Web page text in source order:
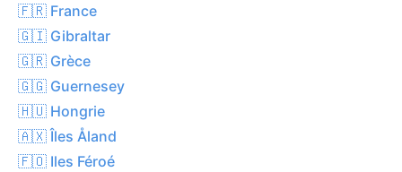
🇫🇷 France
🇬🇮 Gibraltar
🇬🇷 Grèce
🇬🇬 Guernesey
🇭🇺 Hongrie
🇦🇽 Îles Åland
🇫🇴 Iles Féroé